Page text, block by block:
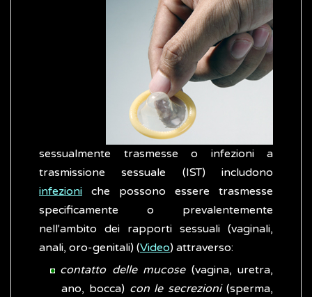
sessualmente trasmesse o infezioni a
trasmissione sessuale (IST) includono
infezioni che possono essere trasmesse
specificamente o prevalentemente
nell'ambito dei rapporti sessuali (vaginali,
anali, oro-genitali) (Video) attraverso:
contatto delle mucose(vagina, uretra,
ano, bocca) con le secrezioni(sperma,